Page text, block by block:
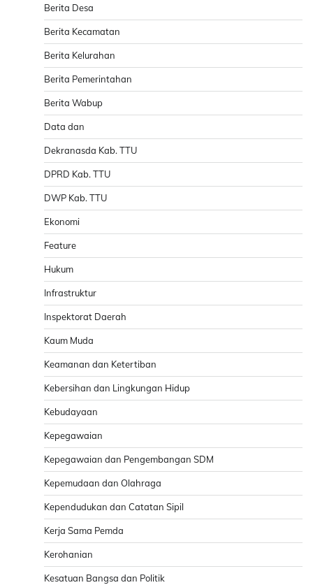
Berita Desa
Berita Kecamatan
Berita Kelurahan
Berita Pemerintahan
Berita Wabup
Data dan
Dekranasda Kab. TTU
DPRD Kab. TTU
DWP Kab. TTU
Ekonomi
Feature
Hukum
Infrastruktur
Inspektorat Daerah
Kaum Muda
Keamanan dan Ketertiban
Kebersihan dan Lingkungan Hidup
Kebudayaan
Kepegawaian
Kepegawaian dan Pengembangan SDM
Kepemudaan dan Olahraga
Kependudukan dan Catatan Sipil
Kerja Sama Pemda
Kerohanian
Kesatuan Bangsa dan Politik